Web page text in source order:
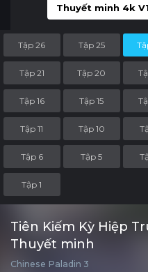
Thuyết minh 4k V1
Tập 26 Tập 25
Tập 21 Tập 20
Tập 16 Tập 15
Tập 11 Tập 10
Tập 6 Tập 5
Tập 1
Tiên Kiếm Kỳ Hiệp
Thuyết minh
Chinese Paladin 3